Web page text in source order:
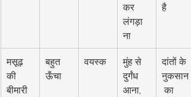
कर
लंगड़ा
ना
है
मसूढ़
की
बीमारी
बहुत
ऊँचा
वयस्क
मुंह से
दुर्गंध
आना,
दांतों के
नुकसान
का